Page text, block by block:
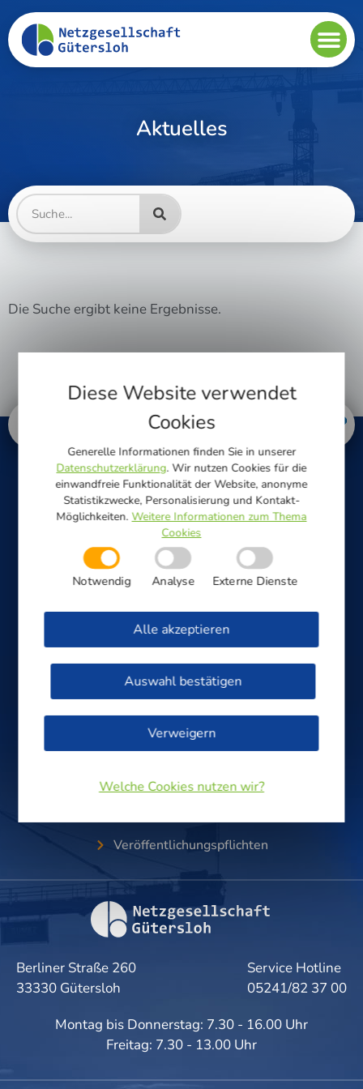
Aktuelles
Die Suche ergibt keine Ergebnisse.
STÖRUNGSANNAHME 24H
Strom & Straßenbeleuchtung
0800/0 33 00 10
Gas & Wasser
0800/0 33 00 20
Veröffentlichungspflichten
Berliner Straße 260
33330 Gütersloh
Service Hotline
05241/82 37 00
Montag bis Donnerstag: 7.30 - 16.00 Uhr
Freitag: 7.30 - 13.00 Uhr
Diese Website verwendet
Cookies
Generelle Informationen finden Sie in unserer
Datenschutzerklärung. Wir nutzen Cookies für die
einwandfreie Funktionalität der Website, anonyme
Statistikzwecke, Personalisierung und Kontakt-
Möglichkeiten.Weitere Informationen zum Thema
Cookies
Notwendig Analyse Externe Dienste
Auswahl bestätigen
Verweigern
Alle akzeptieren
Welche Cookies nutzen wir?